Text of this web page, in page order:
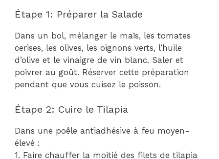
Étape 1: Préparer la Salade
Dans un bol, mélanger le maïs, les tomates
cerises, les olives, les oignons verts, l’huile
d’olive et le vinaigre de vin blanc. Saler et
poivrer au goût. Réserver cette préparation
pendant que vous cuisez le poisson.
Étape 2: Cuire le Tilapia
Dans une poêle antiadhésive à feu moyen-
élevé :
1. Faire chauffer la moitié des filets de tilapia